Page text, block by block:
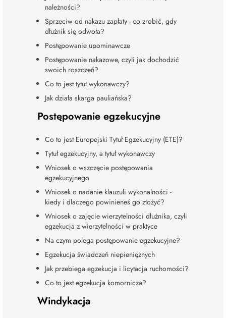
należności?
Sprzeciw od nakazu zapłaty - co zrobić, gdy
dłużnik się odwoła?
Postępowanie upominawcze
Postępowanie nakazowe, czyli jak dochodzić
swoich roszczeń?
Co to jest tytuł wykonawczy?
Jak działa skarga pauliańska?
Postępowanie egzekucyjne
Co to jest Europejski Tytuł Egzekucyjny (ETE)?
Tytuł egzekucyjny, a tytuł wykonawczy
Wniosek o wszczęcie postępowania
egzekucyjnego
Wniosek o nadanie klauzuli wykonalności -
kiedy i dlaczego powinieneś go złożyć?
Wniosek o zajęcie wierzytelności dłużnika, czyli
egzekucja z wierzytelności w praktyce
Na czym polega postępowanie egzekucyjne?
Egzekucja świadczeń niepieniężnych
Jak przebiega egzekucja i licytacja ruchomości?
Co to jest egzekucja komornicza?
Windykacja